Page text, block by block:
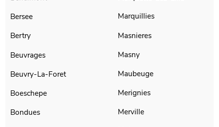
Bersee
Bertry
Beuvrages
Beuvry-La-Foret
Boeschepe
Bondues
Marquillies
Masnieres
Masny
Maubeuge
Merignies
Merville